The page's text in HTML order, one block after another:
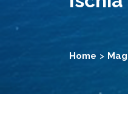
Home